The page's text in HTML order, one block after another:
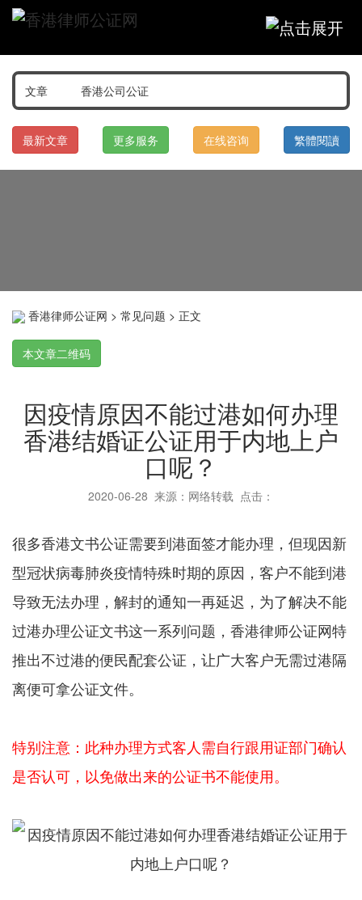
最新文章 更多服务 在线咨询 繁體閱讀
香港律师公证网 > 常见问题 > 正文
本文章二维码
因疫情原因不能过港如何办理
香港结婚证公证用于内地上户
口呢？
2020-06-28 来源：网络转载 点击：
很多香港文书公证需要到港面签才能办理，但现因新
型冠状病毒肺炎疫情特殊时期的原因，客户不能到港
导致无法办理，解封的通知一再延迟，为了解决不能
过港办理公证文书这一系列问题，香港律师公证网特
推出不过港的便民配套公证，让广大客户无需过港隔
离便可拿公证文件。
特别注意：此种办理方式客人需自行跟用证部门确认
是否认可，以免做出来的公证书不能使用。